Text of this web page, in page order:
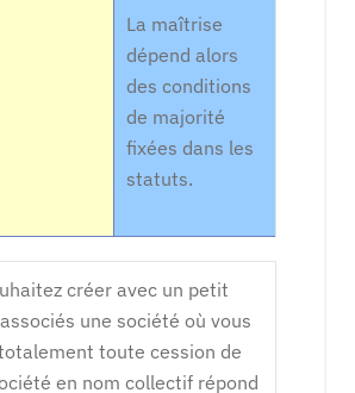
La maîtrise
dépend alors
des conditions
de majorité
fixées dans les
statuts.
créer avec un petit
une société où vous
toute cession de
en nom collectif répond